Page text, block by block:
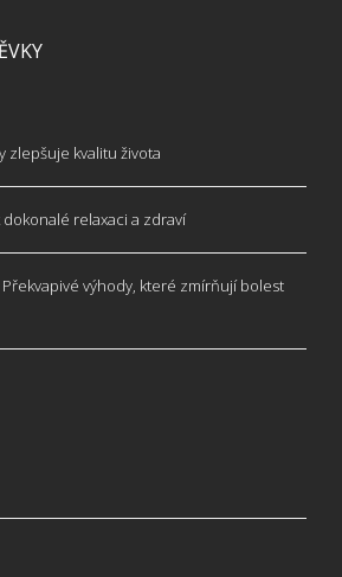
zlepšuje kvalitu života
dokonalé relaxaci a zdraví
výhody, které zmírňují bolest